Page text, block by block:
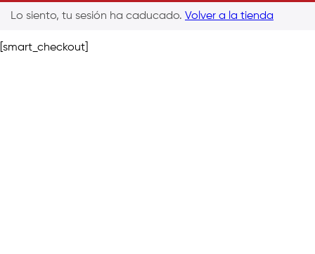
Lo siento, tu sesión ha caducado. Volver a la tienda
[smart_checkout]